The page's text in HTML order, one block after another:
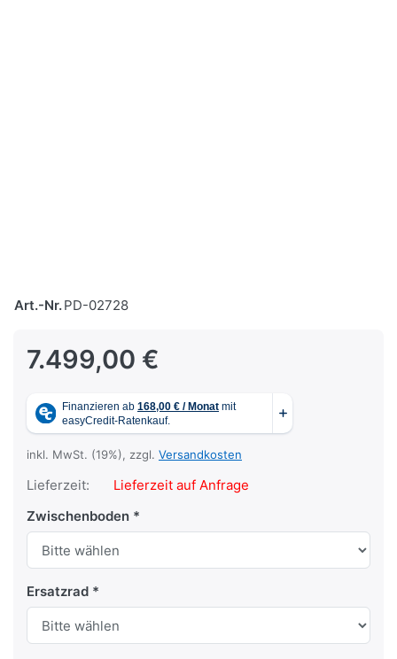
Art.-Nr.PD-02728
7.499,00 €
inkl. MwSt. (19%), zzgl. Versandkosten
Lieferzeit:
Lieferzeit auf Anfrage
Zwischenboden
Ersatzrad